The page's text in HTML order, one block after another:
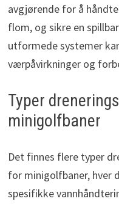
avgjørende for å
flom, og sikre en
utformede systemer
værpåvirkninger og
Typer
minigolfbaner
Det finnes flere typer
for minigolfbaner, hver
spesifikke